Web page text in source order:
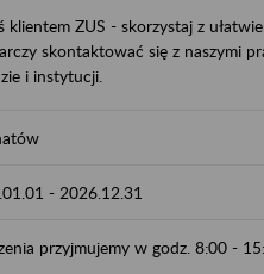
klientem ZUS - skorzystaj z
skontaktować się z naszymi
i instytucji.
- 2026.12.31
przyjmujemy w godz. 8:00 -